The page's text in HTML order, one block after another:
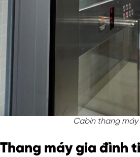
Cabin thang máy
Thang máy gia đình